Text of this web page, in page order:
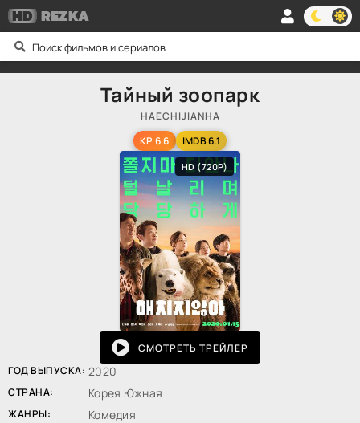
HDREZKA
Тайный зоопарк
HAECHIJIANHA
KP 6.6
IMDB 6.1
HD (720P)
СМОТРЕТЬ ТРЕЙЛЕР
ГОД ВЫПУСКА: 2020
СТРАНА: Корея Южная
ЖАНРЫ: Комедия